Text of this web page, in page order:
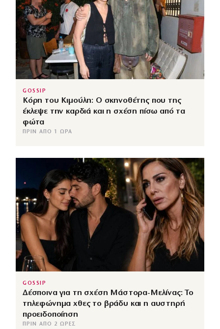
GOSSIP
Κόρη του Κιμούλη: Ο σκηνοθέτης που της
έκλεψε την καρδιά και η σχέση πίσω από τα
φώτα
ΠΡΙΝ ΑΠΌ 1 ΏΡΑ
GOSSIP
Δέσποινα για τη σχέση Μάστορα-Μελίνας: Το
τηλεφώνημα χθες το βράδυ και η αυστηρή
προειδοποίηση
ΠΡΙΝ ΑΠΌ 2 ΏΡΕΣ